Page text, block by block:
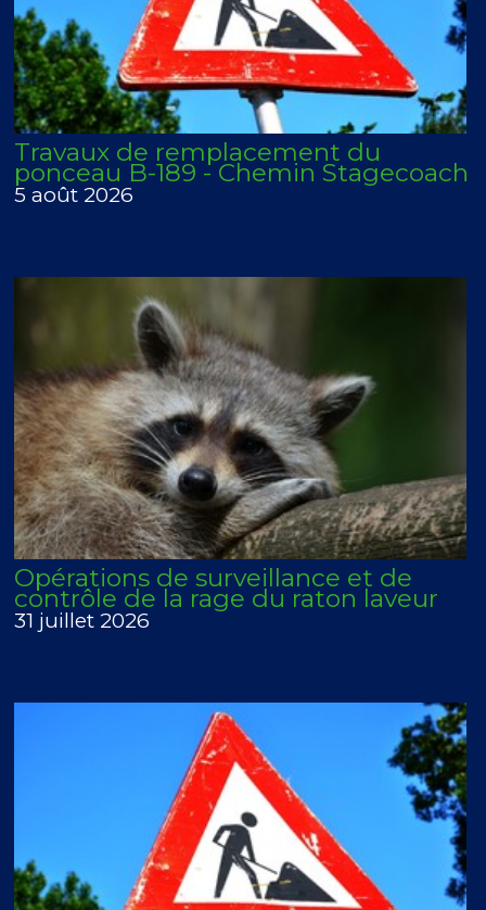
Travaux de remplacement du
ponceau B-189 - Chemin Stagecoach
5 août 2026
Opérations de surveillance et de
contrôle de la rage du raton laveur
31 juillet 2026